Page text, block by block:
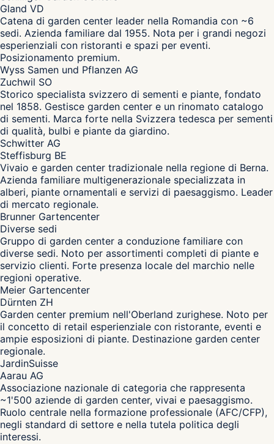
Gland VD
Catena di garden center leader nella Romandia con ~6
sedi. Azienda familiare dal 1955. Nota per i grandi negozi
esperienziali con ristoranti e spazi per eventi.
Posizionamento premium.
Wyss Samen und Pflanzen AG
Zuchwil SO
Storico specialista svizzero di sementi e piante, fondato
nel 1858. Gestisce garden center e un rinomato catalogo
di sementi. Marca forte nella Svizzera tedesca per sementi
di qualità, bulbi e piante da giardino.
Schwitter AG
Steffisburg BE
Vivaio e garden center tradizionale nella regione di Berna.
Azienda familiare multigenerazionale specializzata in
alberi, piante ornamentali e servizi di paesaggismo. Leader
di mercato regionale.
Brunner Gartencenter
Diverse sedi
Gruppo di garden center a conduzione familiare con
diverse sedi. Noto per assortimenti completi di piante e
servizio clienti. Forte presenza locale del marchio nelle
regioni operative.
Meier Gartencenter
Dürnten ZH
Garden center premium nell'Oberland zurighese. Noto per
il concetto di retail esperienziale con ristorante, eventi e
ampie esposizioni di piante. Destinazione garden center
regionale.
JardinSuisse
Aarau AG
Associazione nazionale di categoria che rappresenta
~1'500 aziende di garden center, vivai e paesaggismo.
Ruolo centrale nella formazione professionale (AFC/CFP),
negli standard di settore e nella tutela politica degli
interessi.